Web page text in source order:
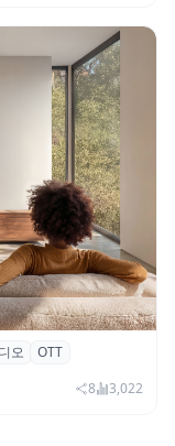
에 ‘HDR10+
오
OTT
8 3,022